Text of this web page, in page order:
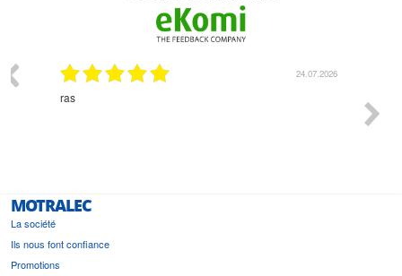
24.07.2026
ras
MOTRALEC
La société
Ils nous font confiance
Promotions